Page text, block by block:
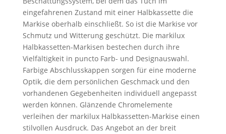
eingefahrenen Zustand mit einer Halbkassette die
Markise oberhalb einschließt. So ist die Markise vor
Schmutz und Witterung geschützt. Die markilux
Halbkassetten-Markisen bestechen durch ihre
Vielfältigkeit in puncto Farb- und Designauswahl.
Farbige Abschlusskappen sorgen für eine moderne
Optik, die dem persönlichen Geschmack und den
vorhandenen Gegebenheiten individuell angepasst
werden können. Glänzende Chromelemente
verleihen der markilux Halbkassetten-Markise einen
stilvollen Ausdruck. Das Angebot an der breit